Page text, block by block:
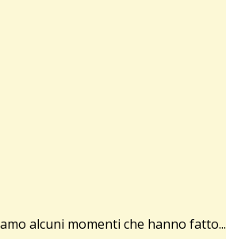
alcuni momenti che hanno fatto...